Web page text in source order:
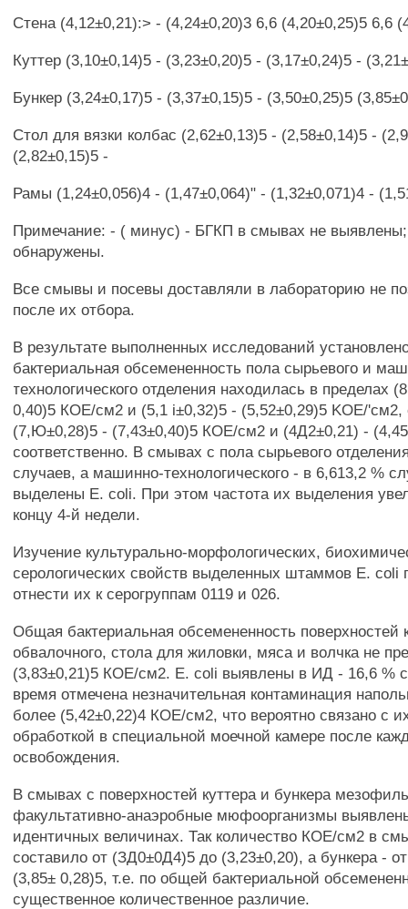
Стена (4,12±0,21):> - (4,24±0,20)3 6,6 (4,20±0,25)5 6,6
Куттер (3,10±0,14)5 - (3,23±0,20)5 - (3,17±0,24)5 -
Бункер (3,24±0,17)5 - (3,37±0,15)5 - (3,50±0,25)5
Стол для вязки колбас (2,62±0,13)5 - (2,58±0,14)5 -
(2,82±0,15)5 -
Рамы (1,24±0,056)4 - (1,47±0,064)" - (1,32±0,071)4 -
Примечание: - ( минус) - БГКП в смывах не
обнаружены.
Все смывы и посевы доставляли в лабораторию не
после их отбора.
В результате выполненных исследований
бактериальная обсемененность пола сырьевого и
технологического отделения находилась в пределах
0,40)5 КОЕ/см2 и (5,1 i±0,32)5 - (5,52±0,29)5 KOE/'см2,
(7,Ю±0,28)5 - (7,43±0,40)5 КОЕ/см2 и (4Д2±0,21) -
соответственно. В смывах с пола сырьевого
случаев, а машинно-технологического - в 6,613,2 %
выделены Е. coli. При этом частота их выделения
концу 4-й недели.
Изучение культурально-морфологических,
серологических свойств выделенных штаммов Е. coli
отнести их к серогруппам 0119 и 026.
Общая бактериальная обсемененность поверхностей
обвалочного, стола для жиловки, мяса и волчка не
(3,83±0,21)5 КОЕ/см2. Е. coli выявлены в ИД - 16,6 %
время отмечена незначительная контаминация
более (5,42±0,22)4 КОЕ/см2, что вероятно связано с
обработкой в специальной моечной камере после
освобождения.
В смывах с поверхностей куттера и бункера
факультативно-анаэробные мюфоорганизмы
идентичных величинах. Так количество КОЕ/см2 в
составило от (ЗД0±0Д4)5 до (3,23±0,20), а бункера -
(3,85± 0,28)5, т.е. по общей бактериальной
существенное количественное различие.